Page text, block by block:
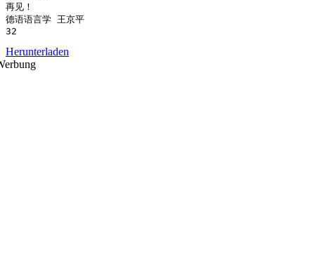
再见！
德语语言学 王京平
Herunterladen